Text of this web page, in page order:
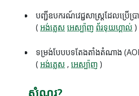
បញ្ជីឧបករណ៍វេជ្ជសាស្ត្រដែលប្រើ
( អង់គ្លេស អេស្ប៉ាញ ព័រទុយហ្គាល់ )
ទម្រង់បែបបទតែងតាំងតំណាង
( អង់គ្លេស , អេស្ប៉ាញ )
សំណួរ?